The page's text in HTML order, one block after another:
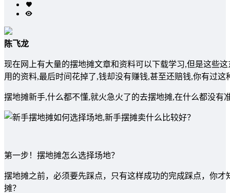
陈飞龙
现在网上有大量的摆地摊文章和资料可以下载学习,但是这些
用的资料,最后时间花掉了,钱却没有赚钱,甚至还赔钱,你有过这
摆地摊新手,什么都不懂,就火急火了的去摆地摊,在什么都没
第一步！摆地摊怎么选择场地？
摆地摊之前，必须要先踩点，只有这样成功的完成踩点，你
摊？